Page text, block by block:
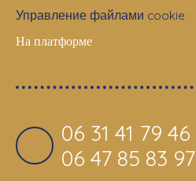
Управление файлами cookie
На платформе
06 31 41 79 46
06 47 85 83 97